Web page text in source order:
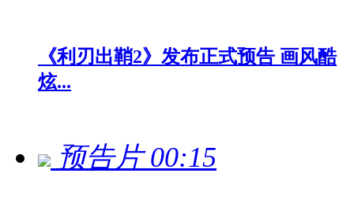
《利刃出鞘2》发布正式预告 画风酷
炫...
预告片 00:15